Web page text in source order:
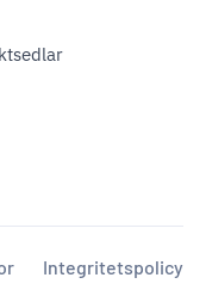
Integritetspolicy